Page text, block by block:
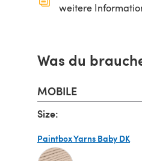
weitere
Was du
MOBILE
Size:
Paintbox Yarns Baby DK